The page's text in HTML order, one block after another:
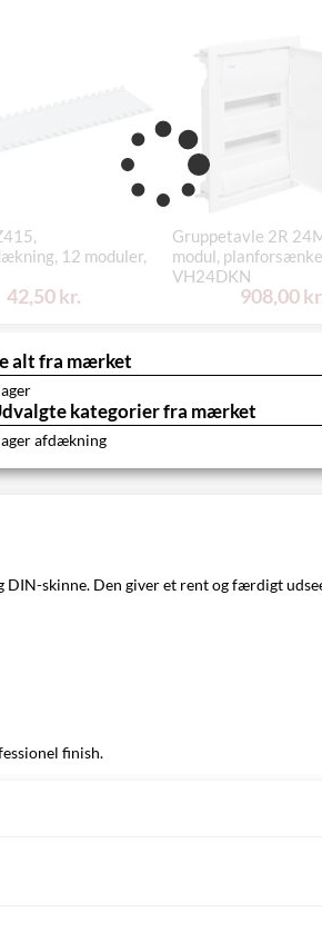
12 moduler,
42,50 kr.
Gruppetavle 2R
modul,
VH24DKN
908,00
alt fra mærket
kategorier fra mærket
afdækning
skinne. Den giver et rent og færdigt
finish.